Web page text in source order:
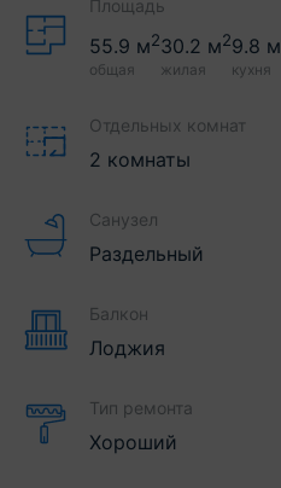
Площадь
55.9 м2
общая
30.2 м2
жилая
9.8 м
кухня
Отдельных комнат
2 комнаты
Санузел
Раздельный
Балкон
Лоджия
Тип ремонта
Хороший